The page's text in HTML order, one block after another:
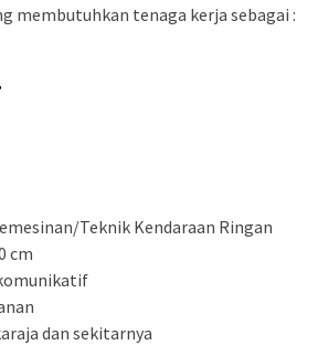
membutuhkan tenaga kerja sebagai :
Teknik Kendaraan Ringan
cm
dan sekitarnya